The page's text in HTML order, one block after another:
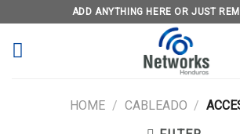
to
content
ADD ANYTHING HERE OR JUST
HOME / CABLEADO /